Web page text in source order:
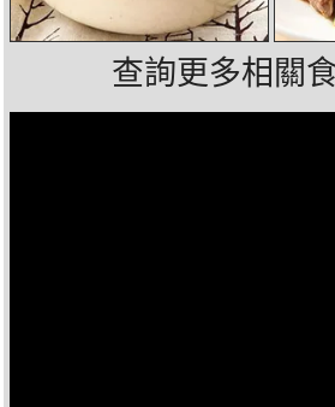
查詢更多相關